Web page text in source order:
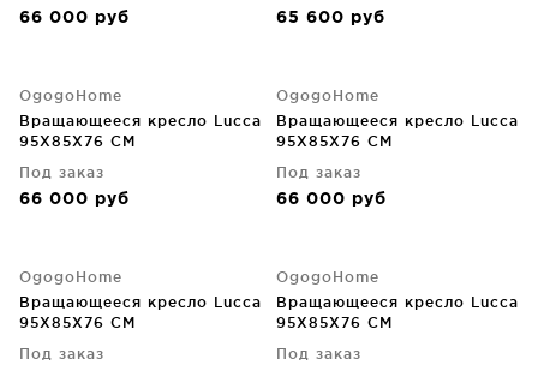
66 000 руб 65 600 руб
OgogoHome
Вращающееся кресло Lucca
95X85X76 CM
Под заказ
66 000 руб
OgogoHome
Вращающееся кресло Lucca
95X85X76 CM
Под заказ
66 000 руб
OgogoHome
Вращающееся кресло Lucca
95X85X76 CM
Под заказ
OgogoHome
Вращающееся кресло Lucca
95X85X76 CM
Под заказ